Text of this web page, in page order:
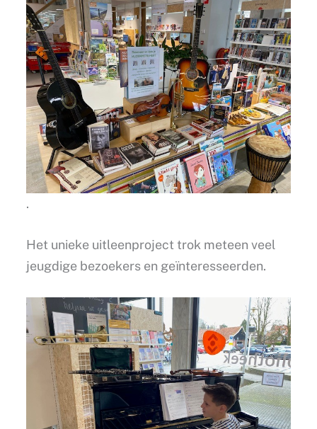
.
Het unieke uitleenproject trok meteen veel
jeugdige bezoekers en geïnteresseerden.